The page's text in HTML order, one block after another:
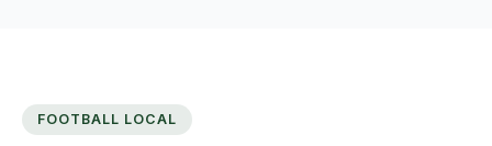
FOOTBALL LOCAL